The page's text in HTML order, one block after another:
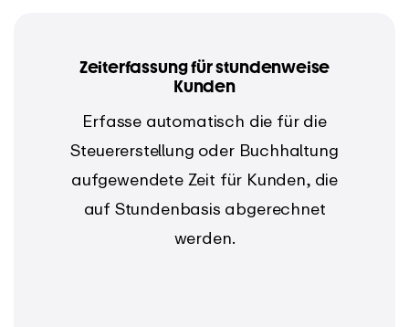
Zeiterfassung für stundenweise
Kunden
Erfasse automatisch die für die
Steuererstellung oder Buchhaltung
aufgewendete Zeit für Kunden, die
auf Stundenbasis abgerechnet
werden.